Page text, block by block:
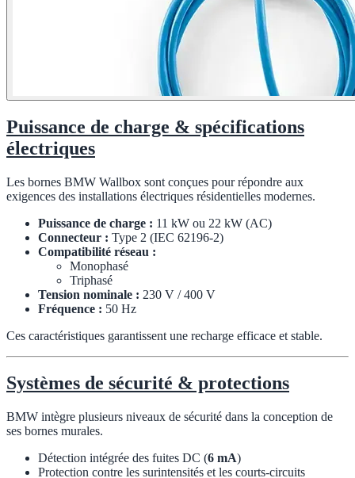
Puissance de charge & spécifications
électriques
Les bornes BMW Wallbox sont conçues pour répondre aux
exigences des installations électriques résidentielles modernes.
Puissance de charge : 11 kW ou 22 kW (AC)
Connecteur : Type 2 (IEC 62196-2)
Compatibilité réseau :
Monophasé
Triphasé
Tension nominale : 230 V / 400 V
Fréquence : 50 Hz
Ces caractéristiques garantissent une recharge efficace et stable.
Systèmes de sécurité & protections
BMW intègre plusieurs niveaux de sécurité dans la conception de
ses bornes murales.
Détection intégrée des fuites DC (6 mA)
Protection contre les surintensités et les courts-circuits